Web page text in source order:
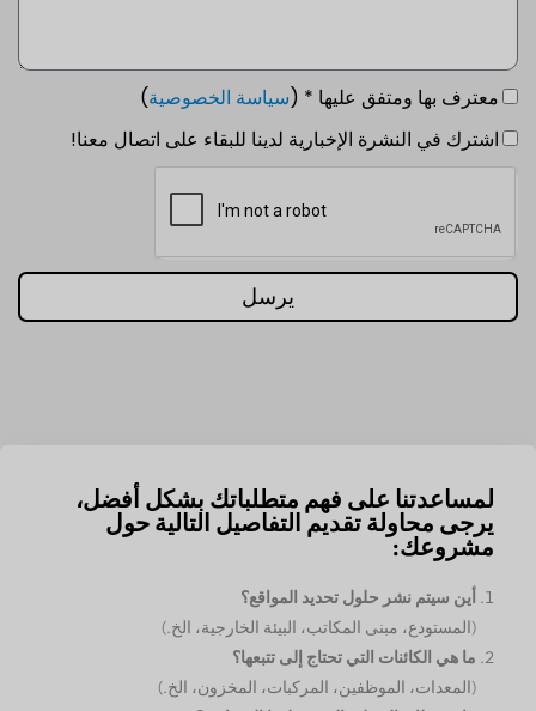
معترف بها ومتفق عليها * (سياسة الخصوصية)
اشترك في النشرة الإخبارية لدينا للبقاء على اتصال معنا!
يرسل
لمساعدتنا على فهم متطلباتك بشكل أفضل،
يرجى محاولة تقديم التفاصيل التالية حول
مشروعك:
أين سيتم نشر حلول تحديد المواقع؟
(المستودع، مبنى المكاتب، البيئة الخارجية، الخ.)
ما هي الكائنات التي تحتاج إلى تتبعها؟
(المعدات، الموظفين، المركبات، المخزون، الخ.)